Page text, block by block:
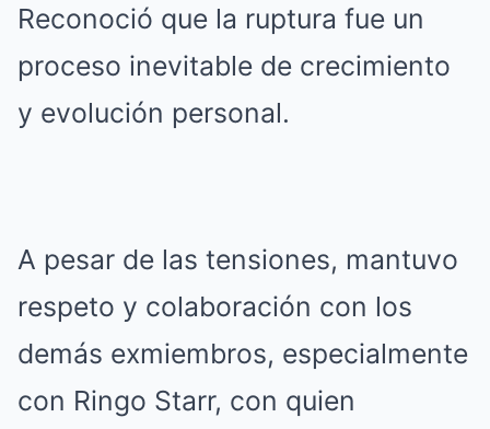
Reconoció que la ruptura fue un
proceso inevitable de crecimiento
y evolución personal.
A pesar de las tensiones, mantuvo
respeto y colaboración con los
demás exmiembros, especialmente
con Ringo Starr, con quien